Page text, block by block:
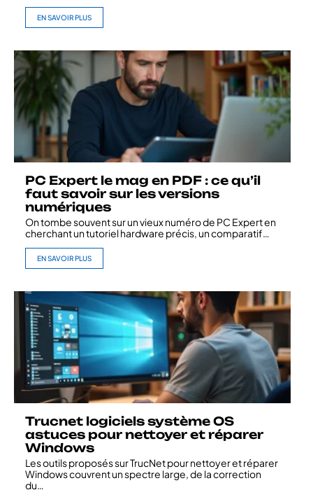
EN SAVOIR PLUS
PC Expert le mag en PDF : ce qu’il
faut savoir sur les versions
numériques
On tombe souvent sur un vieux numéro de PC Expert en
cherchant un tutoriel hardware précis, un comparatif…
EN SAVOIR PLUS
Trucnet logiciels système OS
astuces pour nettoyer et réparer
Windows
Les outils proposés sur TrucNet pour nettoyer et réparer
Windows couvrent un spectre large, de la correction
du…